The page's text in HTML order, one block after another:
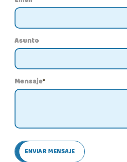
Asunto
Mensaje*
ENVIAR MENSAJE